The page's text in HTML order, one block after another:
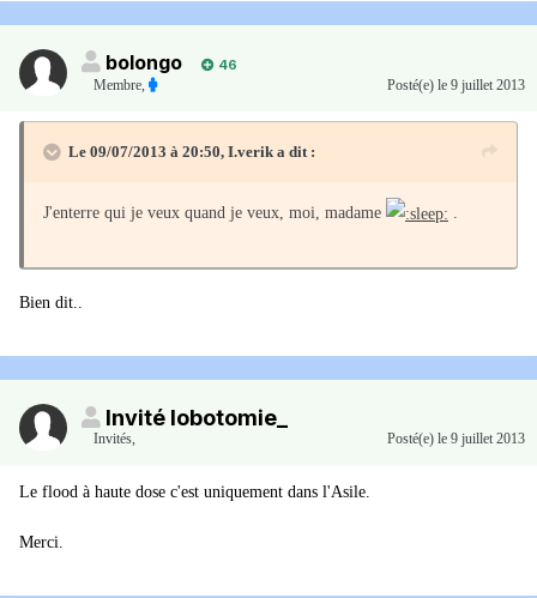
bolongo
46
Membre, Posté(e) le 9 juillet 2013
Le 09/07/2013 à 20:50, I.verik a dit :
J'enterre qui je veux quand je veux, moi, madame .
Bien dit..
Invité lobotomie_
Invités, Posté(e) le 9 juillet 2013
Le flood à haute dose c'est uniquement dans l'Asile.
Merci.